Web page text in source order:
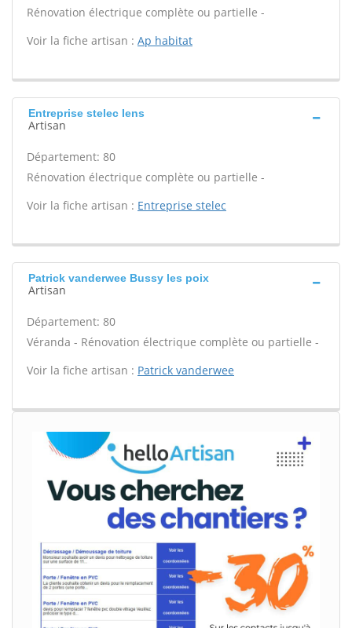
Rénovation électrique complète ou partielle -
Voir la fiche artisan : Ap habitat
Entreprise stelec Iens
Artisan
Département: 80
Rénovation électrique complète ou partielle -
Voir la fiche artisan : Entreprise stelec
Patrick vanderwee Bussy les poix
Artisan
Département: 80
Véranda - Rénovation électrique complète ou partielle -
Voir la fiche artisan : Patrick vanderwee